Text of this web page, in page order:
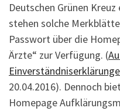
Deutschen Grünen
stehen solche
Passwort über die
Ärzte“ zur Verfügung. (
20.04.2016). Dennoch
Homepage